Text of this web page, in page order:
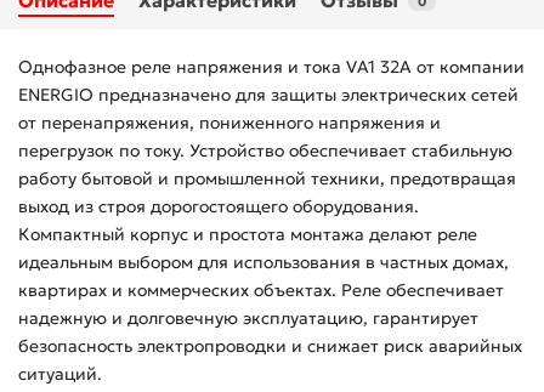
Однофазное реле напряжения и тока VA1 32A от компании
ENERGIO предназначено для защиты электрических сетей
от перенапряжения, пониженного напряжения и
перегрузок по току. Устройство обеспечивает стабильную
работу бытовой и промышленной техники, предотвращая
выход из строя дорогостоящего оборудования.
Компактный корпус и простота монтажа делают реле
идеальным выбором для использования в частных домах,
квартирах и коммерческих объектах. Реле обеспечивает
надежную и долговечную эксплуатацию, гарантирует
безопасность электропроводки и снижает риск аварийных
ситуаций.